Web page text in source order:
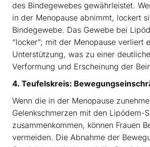
des Bindegewebes gewährleistet.
in der Menopause abnimmt, lockert
Bindegewebe. Das Gewebe bei
“locker”; mit der Menopause verliert
Unterstützung, was zu einer
Verformung und Erscheinung der
4. Teufelskreis:
Wenn die in der Menopause
Gelenkschmerzen mit den Lipödem-
zusammenkommen, können Frauen
vermeiden. Die Abnahme der